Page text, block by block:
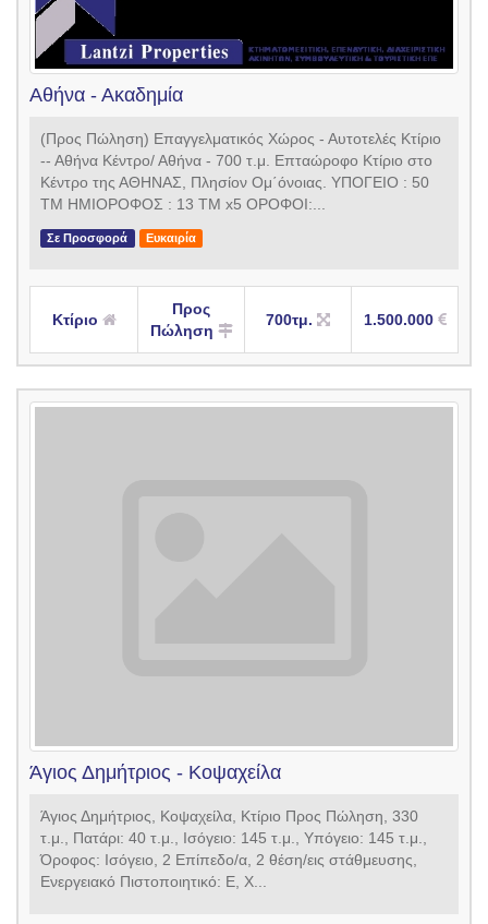
Αθήνα - Ακαδημία
(Προς Πώληση) Επαγγελματικός Χώρος - Αυτοτελές Κτίριο
-- Αθήνα Κέντρο/ Αθήνα - 700 τ.μ. Επταώροφο Κτίριο στο
Κέντρο της ΑΘΗΝΑΣ, Πλησίον Ομ΄όνοιας. ΥΠΟΓΕΙΟ : 50
ΤΜ ΗΜΙΟΡΟΦΟΣ : 13 ΤΜ x5 ΟΡΟΦΟΙ:...
Σε Προσφορά Ευκαιρία
Κτίριο
Προς
Πώληση
700τμ. 1.500.000
Άγιος Δημήτριος - Κοψαχείλα
Άγιος Δημήτριος, Κοψαχείλα, Κτίριο Προς Πώληση, 330
τ.μ., Πατάρι: 40 τ.μ., Ισόγειο: 145 τ.μ., Υπόγειο: 145 τ.μ.,
Όροφος: Ισόγειο, 2 Επίπεδο/α, 2 θέση/εις στάθμευσης,
Ενεργειακό Πιστοποιητικό: Ε, Χ...